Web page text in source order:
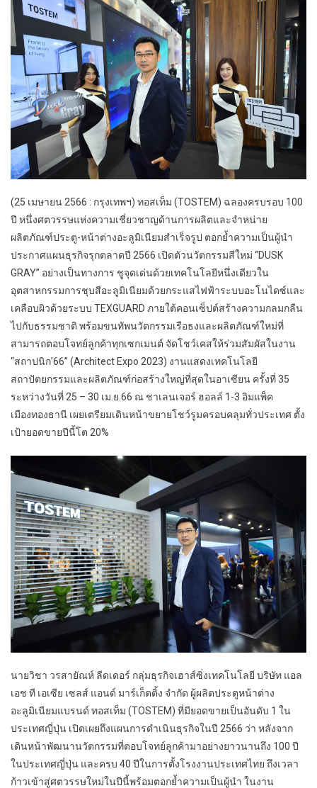
(25 เมษายน 2566 : กรุงเทพฯ) ทอสเท็ม (TOSTEM) ฉลองครบรอบ 100
ปี หนึ่งศตวรรษแห่งความเชี่ยวชาญด้านการผลิตและจำหน่าย
ผลิตภัณฑ์ประตู-หน้าต่างอะลูมิเนียมสำเร็จรูป ตอกย้ำความเป็นผู้นำ
ประกาศแผนธุรกิจรุกตลาดปี 2566 เปิดตัวนวัตกรรมสีใหม่ “DUSK
GRAY” อย่างเป็นทางการ ชูจุดเด่นด้วยเทคโนโลยีหนึ่งเดียวใน
อุตสาหกรรมการชุบสีอะลูมิเนียมด้วยกระแสไฟฟ้าระบบอะโนไดซ์และ
เคลือบผิวด้วยระบบ TEXGUARD ภายใต้คอนเซ็ปต์สร้างความกลมกลืน
ไปกับธรรมชาติ พร้อมขนทัพนวัตกรรมเรือธงและผลิตภัณฑ์ใหม่ที่
สามารถตอบโจทย์ลูกค้าทุกเซกเมนต์ จัดโชว์เคสให้ร่วมสัมผัสในงาน
“สถาปนิก’66” (Architect Expo 2023) งานแสดงเทคโนโลยี
สถาปัตยกรรมและผลิตภัณฑ์ก่อสร้างใหญ่ที่สุดในอาเซียน ครั้งที่ 35
ระหว่างวันที่ 25 – 30 เม.ย.66 ณ ชาเลนเจอร์ ฮอลล์ 1-3 อิมแพ็ค
เมืองทองธานี เผยเตรียมเดินหน้าขยายโชว์รูมครอบคลุมทั่วประเทศ ตั้ง
เป้ายอดขายปีนี้โต 20%
นายวิชา วรสายัณห์ ลีดเดอร์ กลุ่มธุรกิจเฮาส์ซิ่งเทคโนโลยี บริษัท แอล
เอช ที เอเซีย เซลส์ แอนด์ มาร์เก็ตติ้ง จำกัด ผู้ผลิตประตูหน้าต่าง
อะลูมิเนียมแบรนด์ ทอสเท็ม (TOSTEM) ที่มียอดขายเป็นอันดับ 1 ใน
ประเทศญี่ปุ่น เปิดเผยถึงแผนการดำเนินธุรกิจในปี 2566 ว่า หลังจาก
เดินหน้าพัฒนานวัตกรรมที่ตอบโจทย์ลูกค้ามาอย่างยาวนานถึง 100 ปี
ในประเทศญี่ปุ่น และครบ 40 ปีในการตั้งโรงงานประเทศไทย ถึงเวลา
ก้าวเข้าสู่ศตวรรษใหม่ในปีนี้พร้อมตอกย้ำความเป็นผู้นำ ในงาน